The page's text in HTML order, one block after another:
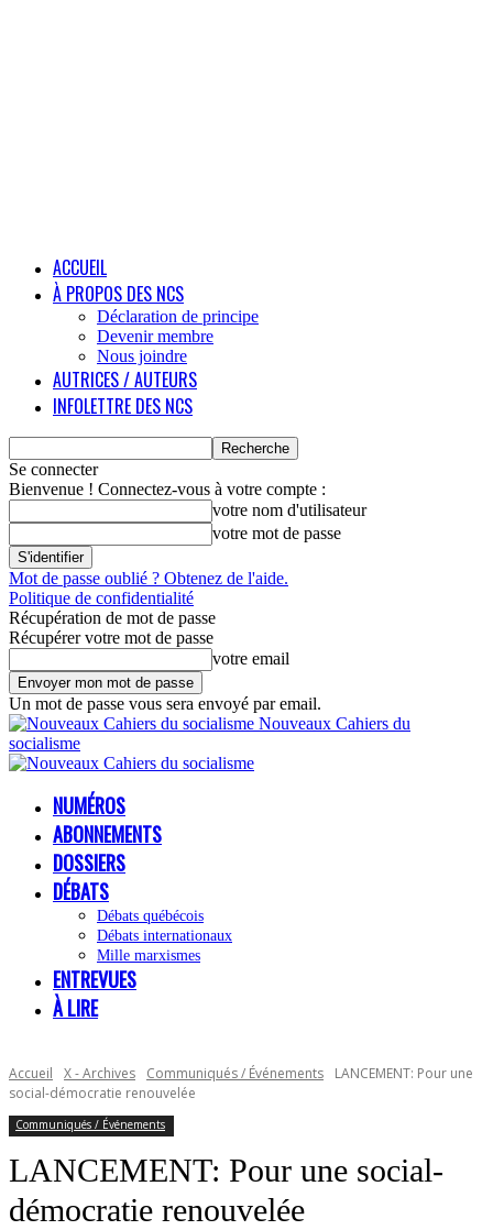
ACCUEIL
À PROPOS DES NCS
Déclaration de principe
Devenir membre
Nous joindre
AUTRICES / AUTEURS
INFOLETTRE DES NCS
Se connecter
Bienvenue ! Connectez-vous à votre compte :
votre nom d'utilisateur
votre mot de passe
Mot de passe oublié ? Obtenez de l'aide.
Politique de confidentialité
Récupération de mot de passe
Récupérer votre mot de passe
votre email
Un mot de passe vous sera envoyé par email.
Nouveaux Cahiers du
socialisme
NUMÉROS
ABONNEMENTS
DOSSIERS
DÉBATS
Débats québécois
Débats internationaux
Mille marxismes
ENTREVUES
À LIRE
Accueil X - Archives Communiqués / Événements
LANCEMENT: Pour une
social-démocratie renouvelée
Communiqués / Événements
LANCEMENT: Pour une social-
démocratie renouvelée